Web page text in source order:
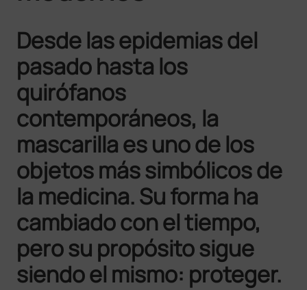
Desde las epidemias del
pasado hasta los
quirófanos
contemporáneos, la
mascarilla es uno de los
objetos más simbólicos de
la medicina. Su forma ha
cambiado con el tiempo,
pero su propósito sigue
siendo el mismo: proteger.